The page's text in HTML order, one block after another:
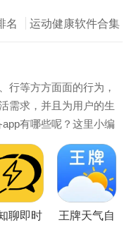
名 运动健康软件合集
行等方方面面的行为，
需求，并且为用户的生
有哪些呢？这里小编
没有适合你的app吧!
聊即时 王牌天气自